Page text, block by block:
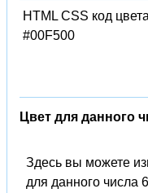
HTML CSS код цвета
#00F500
Цвет для данного
Здесь вы можете
для данного числа